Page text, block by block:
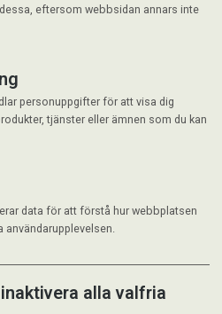
mineralfoder med
mineraler,
eftersom webbsidan annars inte
personuppgifter för att visa dig
tjänster eller ämnen som du kan
data för att förstå hur webbplatsen
alla valfria